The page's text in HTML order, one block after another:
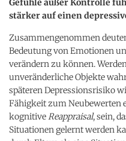
Gefühle außer Kontrolle
stärker auf einen
Zusammengenommen
Bedeutung von Emotionen
verändern zu können.
unveränderliche Objekte
späteren Depressionsrisiko
Fähigkeit zum Neubewerten
kognitiveReappraisal, sein,
Situationen gelernt werden